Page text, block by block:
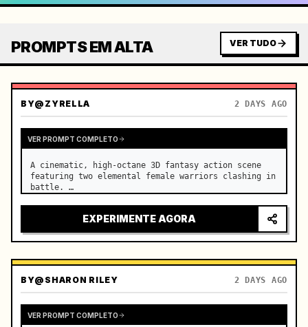
PROMPTS EM ALTA VER TUDO
BY@ZYRELLA 2 DAYS AGO
VER PROMPT COMPLETO
A cinematic, high-octane 3D fantasy action scene
featuring two elemental female warriors clashing in
battle. …
EXPERIMENTE AGORA
BY@SHARON RILEY 2 DAYS AGO
VER PROMPT COMPLETO